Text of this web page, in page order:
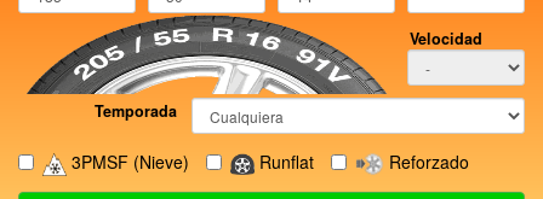
Velocidad
Temporada
3PMSF (Nieve) Runflat Reforzado